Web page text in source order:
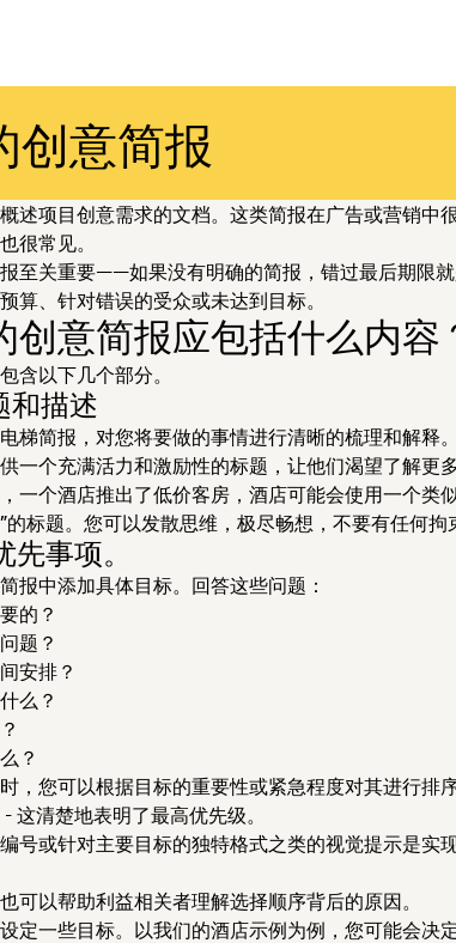
创意简报
述项目创意需求的文档。这类简报在广告或营销中
很常见。
至关重要——如果没有明确的简报，错过最后期限就
算、针对错误的受众或未达到目标。
创意简报应包括什么内容
含以下几个部分。
和描述
梯简报，对您将要做的事情进行清晰的梳理和解释
一个充满活力和激励性的标题，让他们渴望了解更多
一个酒店推出了低价客房，酒店可能会使用一个类
标题。您可以发散思维，极尽畅想，不要有任何拘
事项。
报中添加具体目标。回答这些问题：
的？
题？
安排？
么？
？
，您可以根据目标的重要性或紧急程度对其进行排
这清楚地表明了最高优先级。
号或针对主要目标的独特格式之类的视觉提示是实
可以帮助利益相关者理解选择顺序背后的原因。
定一些目标。以我们的酒店示例为例，您可能会决